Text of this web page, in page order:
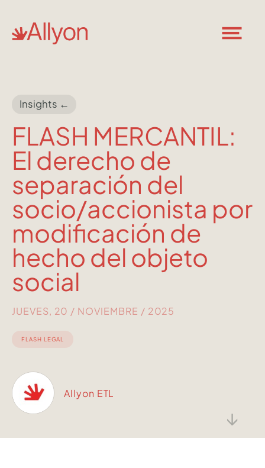
↓
Insights ←
FLASH MERCANTIL:
El derecho de
separación del
socio/accionista por
modificación de
hecho del objeto
social
JUEVES, 20 / NOVIEMBRE / 2025
FLASH LEGAL
Allyon ETL